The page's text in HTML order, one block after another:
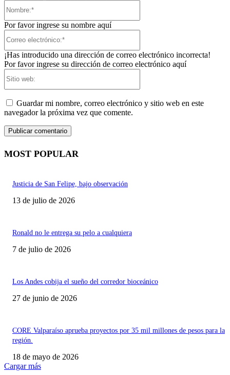
Por favor ingrese su nombre aquí
¡Has introducido una dirección de correo electrónico incorrecta!
Por favor ingrese su dirección de correo electrónico aquí
Guardar mi nombre, correo electrónico y sitio web en este
navegador la próxima vez que comente.
MOST POPULAR
Justicia de San Felipe, bajo observación
13 de julio de 2026
Ronald no le entrega su pelo a cualquiera
7 de julio de 2026
Los Andes cobija el sueño del corredor bioceánico
27 de junio de 2026
CORE Valparaíso aprueba proyectos por 35 mil millones de pesos para la
región.
18 de mayo de 2026
Cargar más